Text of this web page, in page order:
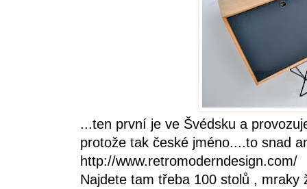
...ten první je ve Švédsku a
protože tak české jméno....to snad
http://www.retromoderndesign.com/
Najdete tam třeba 100 stolů ,